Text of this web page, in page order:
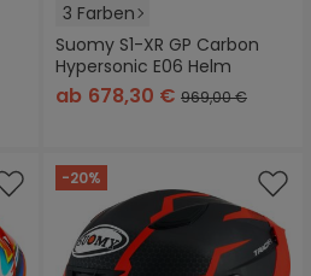
3 Farben
Suomy S1-XR GP Carbon
Hypersonic E06 Helm
ab 678,30 € 969,00 €
-20%